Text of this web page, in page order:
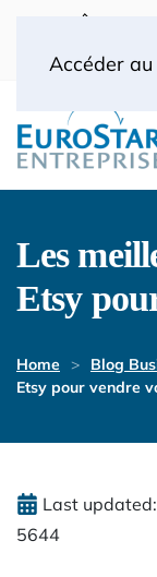
Accéder
(0) 1
Les
Etsy
Home Blog
Etsy pour vendre
Last
5644